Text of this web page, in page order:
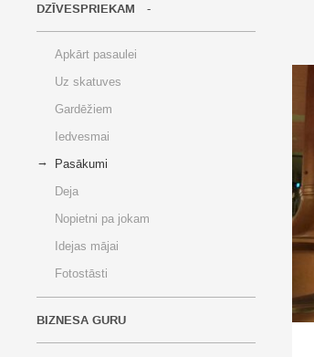
DZĪVESPRIEKAM
Apkārt pasaulei
Uz skatuves
Gardēžiem
Iedvesmai
Pasākumi
Deja
Nopietni pa jokam
Idejas mājai
Fotostāsti
BIZNESA GURU